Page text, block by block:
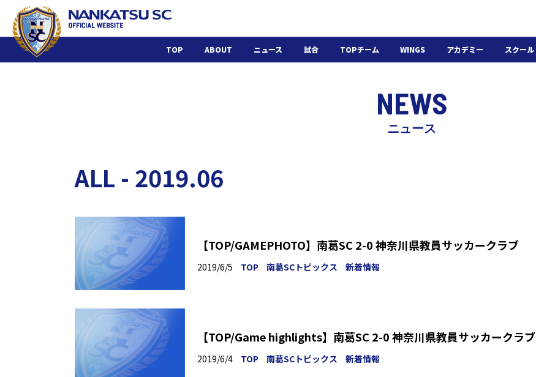
TOP ABOUT ニュース 試合 TOPチーム WINGS アカデミー スクール
NEWS
ニュース
ALL - 2019.06
【TOP/GAMEPHOTO】南葛SC 2-0 神奈川県教員サッカークラブ
2019/6/5 TOP 南葛SCトピックス 新着情報
【TOP/Game highlights】南葛SC 2-0 神奈川県教員サッカークラブ
2019/6/4 TOP 南葛SCトピックス 新着情報